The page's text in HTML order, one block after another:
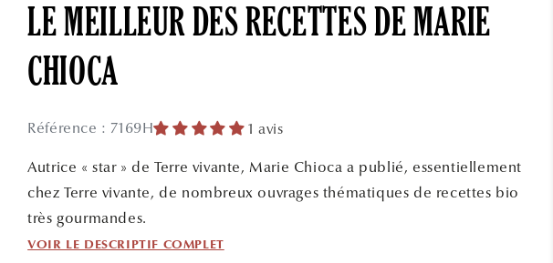
LE MEILLEUR DES RECETTES DE MARIE
CHIOCA
Référence : 7169H 1 avis
Autrice « star » de Terre vivante, Marie Chioca a publié, essentiellement
chez Terre vivante, de nombreux ouvrages thématiques de recettes bio
très gourmandes.
VOIR LE DESCRIPTIF COMPLET